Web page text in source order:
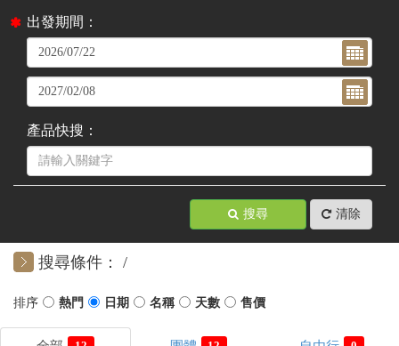
出發期間：
產品快搜：
搜尋 清除
搜尋條件：